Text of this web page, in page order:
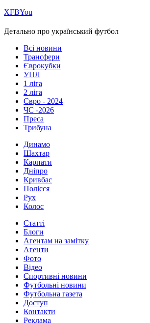
ХFBYou
Детально про український футбол
Всі новини
Трансфери
Єврокубки
УПЛ
1 ліга
2 ліга
Євро - 2024
ЧС -2026
Преса
Трибуна
Динамо
Шахтар
Карпати
Дніпро
Кривбас
Полісся
Рух
Колос
Статті
Блоги
Агентам на замітку
Агенти
Фото
Відео
Спортивні новини
Футбольні новини
Футбольна газета
Доступ
Контакти
Реклама